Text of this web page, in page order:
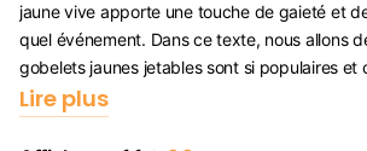
jaune vive apporte une touche de gaieté et
quel événement. Dans ce texte, nous allons
gobelets jaunes jetables sont si populaires et
Lire plus